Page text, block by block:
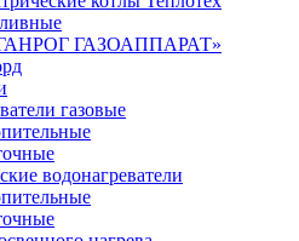
ГАЗОАППАРАТ»
газовые
водонагреватели